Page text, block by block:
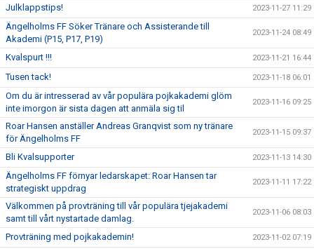
Julklappstips! 2023-11-27 11:29
Ängelholms FF Söker Tränare och Assisterande till
Akademi (P15, P17, P19)
2023-11-24 08:49
Kvalspurt !!! 2023-11-21 16:44
Tusen tack! 2023-11-18 06:01
Om du är intresserad av vår populära pojkakademi glöm
inte imorgon är sista dagen att anmäla sig til
2023-11-16 09:25
Roar Hansen anställer Andreas Granqvist som ny tränare
för Ängelholms FF
2023-11-15 09:37
Bli Kvalsupporter 2023-11-13 14:30
Ängelholms FF förnyar ledarskapet: Roar Hansen tar
strategiskt uppdrag
2023-11-11 17:22
Välkommen på provträning till vår populära tjejakademi
samt till vårt nystartade damlag.
2023-11-06 08:03
Provträning med pojkakademin! 2023-11-02 07:19